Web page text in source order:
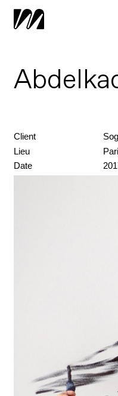
Client
Lieu
Date